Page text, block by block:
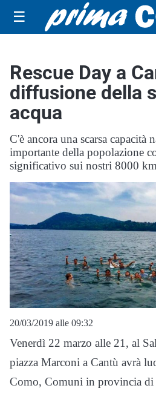
☰
Rescue Day a
diffusione della
acqua
C'è ancora una scarsa capacità
importante della popolazione
significativo sui nostri 8000
20/03/2019 alle 09:32
Venerdì 22 marzo alle 21, al
piazza Marconi a Cantù avrà
Como, Comuni in provincia di